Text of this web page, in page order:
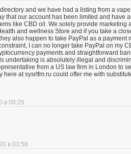
directory and we have had a listing from a
that our account has been limited and
like CBD oil. We solely provide
and wellness Store and if you take a
also happen to take PayPal as a
I can no longer take PayPal on my
payments and straightforward
undertaking is absolutely illegal and
from a US law firm in London to
here at sysrtfm.ru could offer me with
в 08:26
в 03:58